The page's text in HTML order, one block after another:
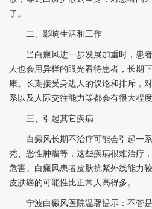
了。
二、影响生活和工作
当白癜风进一步发展加重时，患者
人也会用异样的眼光看待患者，长期
康。长期接受身边人的议论和排斥，
系以及人际交往能力等都会有很大程度
三、引起其它疾病
白癜风长期不治疗可能会引起一
秃、恶性肿瘤等，这些疾病很难治疗
危害。白癜风患者皮肤抗紫外线能力
皮肤癌的可能性比正常人高得多。
宁波白癜风医院温馨提示：不管是